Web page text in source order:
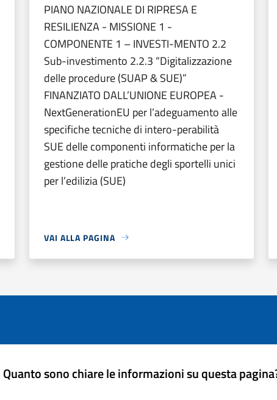
PIANO NAZIONALE DI RIPRESA E
RESILIENZA - MISSIONE 1 -
COMPONENTE 1 – INVESTI-MENTO 2.2
Sub-investimento 2.2.3 “Digitalizzazione
delle procedure (SUAP & SUE)”
FINANZIATO DALL’UNIONE EUROPEA -
NextGenerationEU per l’adeguamento alle
specifiche tecniche di intero-perabilità
SUE delle componenti informatiche per la
gestione delle pratiche degli sportelli unici
per l’edilizia (SUE)
VAI ALLA PAGINA
Quanto sono chiare le informazioni su questa